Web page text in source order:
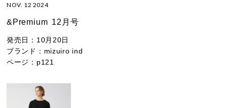
NOV. 12 2024
&Premium 12月号
発売日： 10月20日
ブランド： mizuiro ind
ページ： p121